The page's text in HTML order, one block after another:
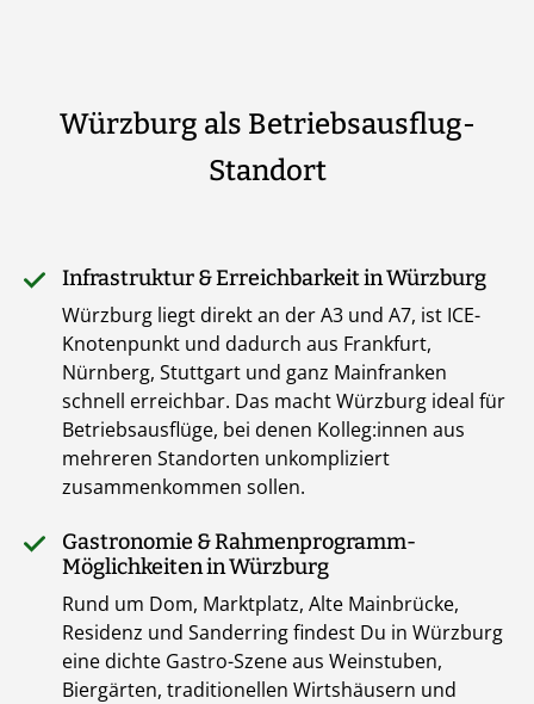
Würzburg als Betriebsausflug-
Standort
Infrastruktur & Erreichbarkeit in Würzburg
Würzburg liegt direkt an der A3 und A7, ist ICE-
Knotenpunkt und dadurch aus Frankfurt,
Nürnberg, Stuttgart und ganz Mainfranken
schnell erreichbar. Das macht Würzburg ideal für
Betriebsausflüge, bei denen Kolleg:innen aus
mehreren Standorten unkompliziert
zusammenkommen sollen.
Gastronomie & Rahmenprogramm-
Möglichkeiten in Würzburg
Rund um Dom, Marktplatz, Alte Mainbrücke,
Residenz und Sanderring findest Du in Würzburg
eine dichte Gastro-Szene aus Weinstuben,
Biergärten, traditionellen Wirtshäusern und